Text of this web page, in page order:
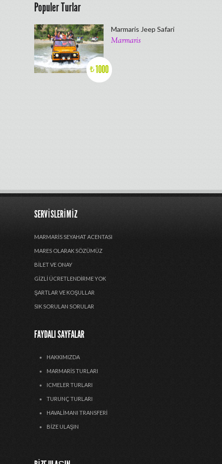
Populer Turlar
₺1000
Marmaris Jeep Safari
Marmaris
SERVISLERIMIZ
MARMARIS SEYAHAT ACENTASI
MARES OLARAK SÖZÜMÜZ
BILET VE ONAY
GIZLI ÜCRETLENDIRME YOK
ŞARTLAR VE KOŞULLAR
SIK SORULAN SORULAR
FAYDALI SAYFALAR
HAKKIMIZDA
MARMARIS TURLARI
ICMELER TURLARI
TURUNÇ TURLARI
HAVALIMANI TRANSFERI
BIZE ULAŞIN